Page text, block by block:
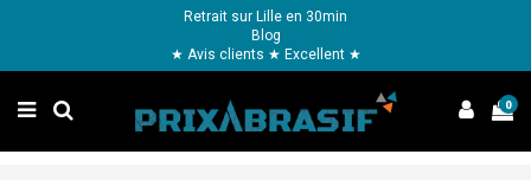
Retrait sur Lille en 30min
Blog
★ Avis clients ★ Excellent ★
0